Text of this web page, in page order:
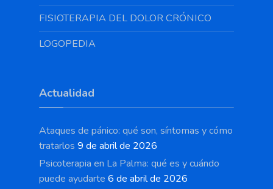
FISIOTERAPIA DEL DOLOR CRÓNICO
LOGOPEDIA
Actualidad
Ataques de pánico: qué son, síntomas y cómo
tratarlos 9 de abril de 2026
Psicoterapia en La Palma: qué es y cuándo
puede ayudarte 6 de abril de 2026